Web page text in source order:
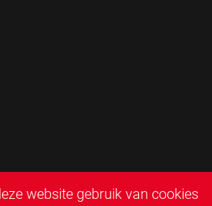
website gebruik van cookies